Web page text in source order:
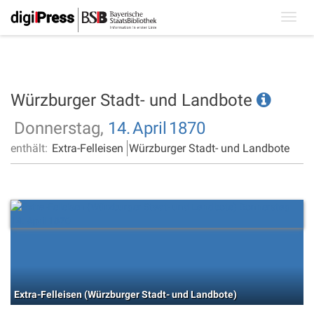
Würzburger Stadt- und Landbote
Donnerstag, 14.April 1870
enthält: Extra-Felleisen Würzburger Stadt- und Landbote
Extra-Felleisen (Würzburger Stadt- und Landbote)